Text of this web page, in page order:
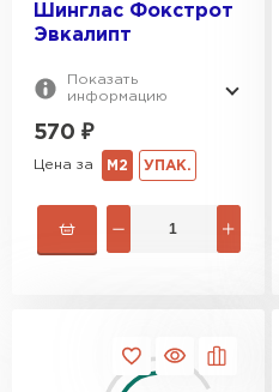
Шинглас Фокстрот
Эвкалипт
Показать
информацию
570 ₽
Цена за М2 УПАК.
Ондулин